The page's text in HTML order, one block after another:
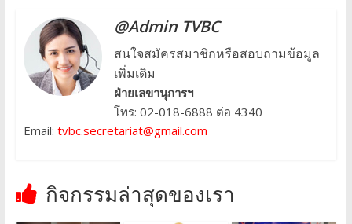
@Admin TVBC
สนใจสมัครสมาชิกหรือสอบถามข้อมูล
เพิ่มเติม
ฝ่ายเลขานุการฯ
โทร: 02-018-6888 ต่อ 4340
Email: tvbc.secretariat@gmail.com
กิจกรรมล่าสุดของเรา